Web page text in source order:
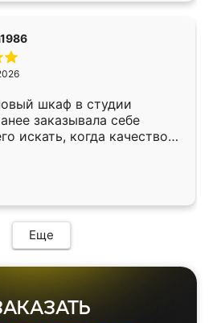
шкаф в студии
заказывала себе
искать, когда качеством
Служит кухня уже почти
нет.
Еще